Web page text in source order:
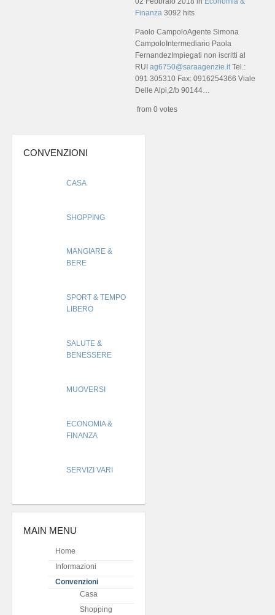
Finanza 3092 hits
Paolo CampoloAgente Simona
CampoloIntermediario Paola
FernandezImpiegati non iscritti al
RUI ag6750@saraagenzie.it Tel.:
091 305310 Fax: 0916254366 Viale
Delle Alpi,2/b 90144…
from 0 votes
CONVENZIONI
CASA
SHOPPING
MANGIARE &
BERE
SPORT & TEMPO
LIBERO
SALUTE &
BENESSERE
MUOVERSI
ECONOMIA &
FINANZA
SERVIZI VARI
MAIN MENU
Home
Informazioni
Convenzioni
Casa
Shopping